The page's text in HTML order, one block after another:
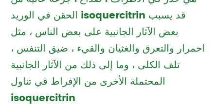
الحقن في الوريد isoquercitrin قد يسبب
بعض الآثار الجانبية على بعض الناس ، مثل
احمرار والتعرق والغثيان والقيء ، ضيق التنفس ،
تلف الكلى ، وما إلى ذلك من الآثار الجانبية
المحتملة الأخرى من الإفراط في تناول
isoquercitrin